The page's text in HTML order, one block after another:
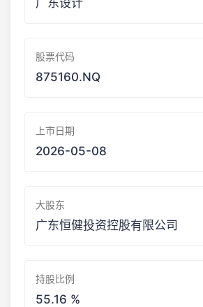
广东设计
股票代码
875160.NQ
上市日期
2026-05-08
大股东
广东恒健投资控股有限公司
持股比例
55.16 %